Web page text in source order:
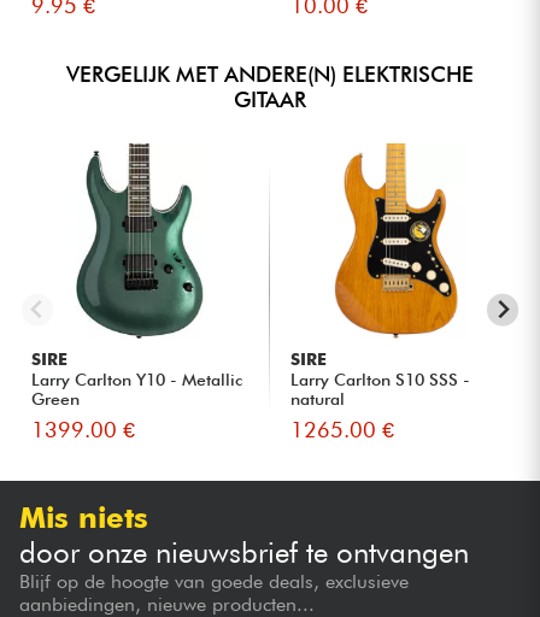
9.95 € 10.00 €
VERGELIJK MET ANDERE(N) ELEKTRISCHE
GITAAR
SIRE
Larry Carlton Y10 - Metallic
Green
1399.00 €
SIRE
Larry Carlton S10 SSS -
natural
1265.00 €
Mis niets
door onze nieuwsbrief te ontvangen
Blijf op de hoogte van goede deals, exclusieve
aanbiedingen, nieuwe producten...